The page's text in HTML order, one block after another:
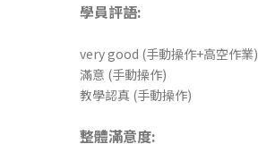
學員評語:
very good (手動操作+高空作業)
滿意 (手動操作)
教學認真 (手動操作)
整體滿意度: